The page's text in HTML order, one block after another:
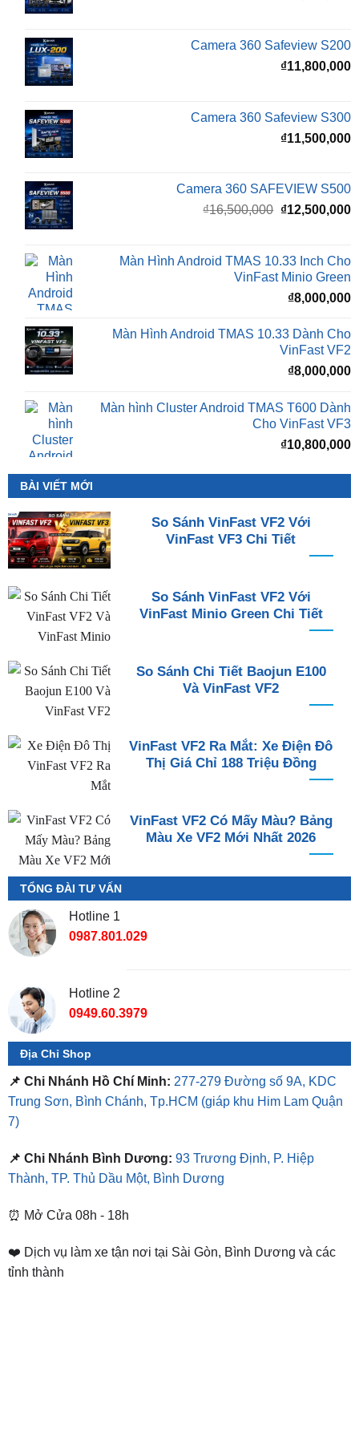
₫16,500,000.
Camera 360 Safeview S200
₫11,800,000
Camera 360 Safeview S300
₫11,500,000
Camera 360 SAFEVIEW S500
₫16,500,000 Giá
₫16,500,000.
₫12,500,000
Màn Hình Android TMAS 10.33 Inch Cho
VinFast Minio Green
₫8,000,000
Màn Hình Android TMAS 10.33 Dành Cho
VinFast VF2
₫8,000,000
Màn hình Cluster Android TMAS T600 Dành
Cho VinFast VF3
₫10,800,000
BÀI VIẾT MỚI
So Sánh VinFast VF2 Với
VinFast VF3 Chi Tiết
So Sánh VinFast VF2 Với
VinFast Minio Green Chi Tiết
So Sánh Chi Tiết Baojun E100
Và VinFast VF2
VinFast VF2 Ra Mắt: Xe Điện Đô
Thị Giá Chỉ 188 Triệu Đồng
VinFast VF2 Có Mấy Màu? Bảng
Màu Xe VF2 Mới Nhất 2026
TỔNG ĐÀI TƯ VẤN
Hotline 1
0987.801.029
Hotline 2
0949.60.3979
Địa Chỉ Shop
📌 Chi Nhánh Hồ Chí Minh: 277-279 Đường số 9A, KDC
Trung Sơn, Bình Chánh, Tp.HCM (giáp khu Him Lam Quận
7)
📌 Chi Nhánh Bình Dương: 93 Trương Định, P. Hiệp
Thành, TP. Thủ Dầu Một, Bình Dương
⏰ Mở Cửa 08h - 18h
❤️ Dịch vụ làm xe tận nơi tại Sài Gòn, Bình Dương và các
tỉnh thành